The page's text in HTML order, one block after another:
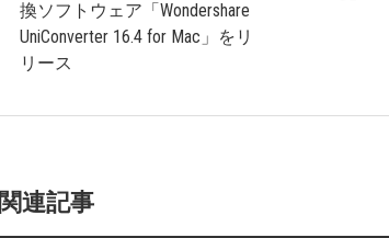
換ソフトウェア「Wondershare
UniConverter 16.4 for Mac」をリ
リース
関連記事